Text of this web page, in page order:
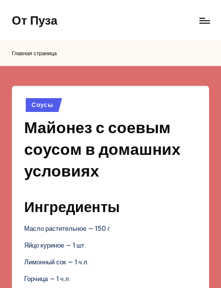
Перейти
содержимому
От Пуза
вкусные
Главная страница
Опубликовано
в
Соусы
Майонез с соевым
соусом в домашних
условиях
Ингредиенты
Масло растительное — 150 г
Яйцо куриное — 1 шт.
Лимонный сок — 1 ч.л.
Горчица — 1 ч.л.